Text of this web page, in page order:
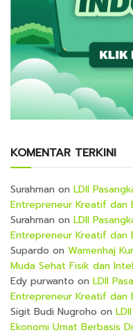
KOMENTAR TERKINI
Surahman on LDII
Entrepreneur Kreatif dan
Surahman on LDII
Entrepreneur Kreatif dan
Supardo on Wamenhaj
Muda Sehat Fisik dan
Edy purwanto on LDII
Entrepreneur Kreatif dan
Sigit Budi Nugroho on
Ekonomi Umat Berbasis